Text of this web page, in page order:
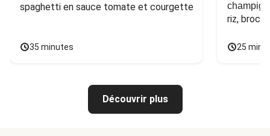
spaghetti en sauce tomate et courgette
35 minutes
riz,
25
Découvrir plus